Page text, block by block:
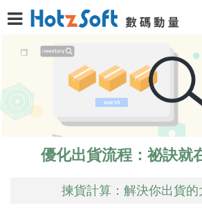
優化出貨流程：祕訣就
揀貨計算：解決你出貨的